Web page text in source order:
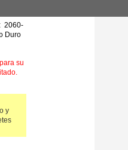
2060-
Duro
su
y